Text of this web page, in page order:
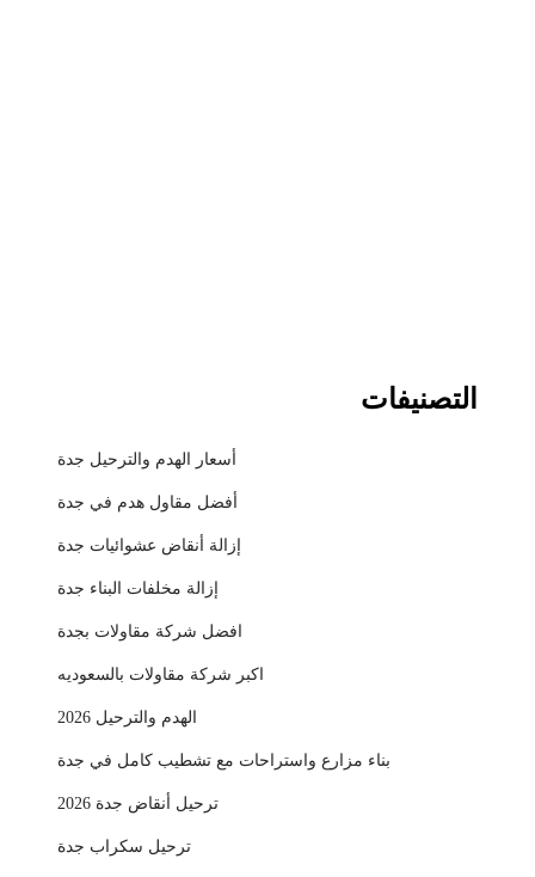
التصنيفات
أسعار الهدم والترحيل جدة
أفضل مقاول هدم في جدة
إزالة أنقاض عشوائيات جدة
إزالة مخلفات البناء جدة
افضل شركة مقاولات بجدة
اكبر شركة مقاولات بالسعوديه
الهدم والترحيل 2026
بناء مزارع واستراحات مع تشطيب كامل في جدة
ترحيل أنقاض جدة 2026
ترحيل سكراب جدة